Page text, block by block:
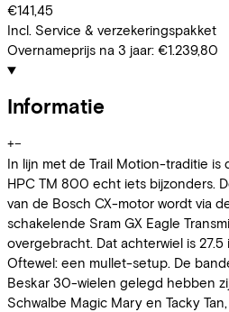
€141,45
Incl. Service & verzekeringspakket
Overnameprijs na 3 jaar: €1.239,80
Informatie
+−
In lijn met de Trail Motion-traditie is
HPC TM 800 echt iets bijzonders.
van de Bosch CX-motor wordt via
schakelende Sram GX Eagle
overgebracht. Dat achterwiel is
Oftewel: een mullet-setup. De
Beskar 30-wielen gelegd hebben
Schwalbe Magic Mary en Tacky